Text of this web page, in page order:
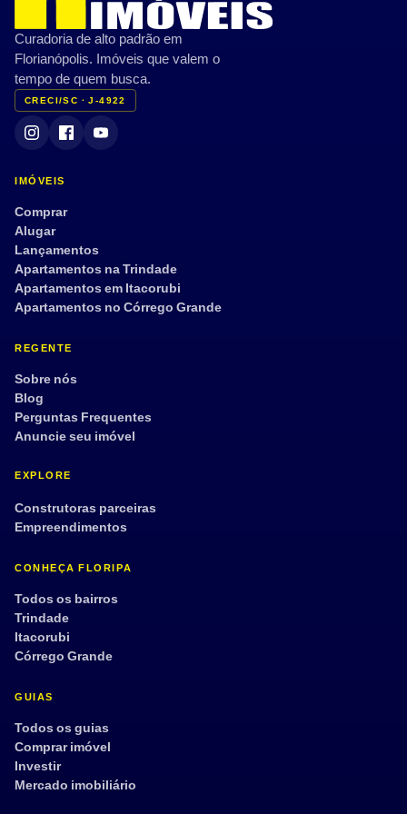
CARACTERÍSTICAS PRIVATIVAS
Varanda/Sacada
Jardim
Vista mar
Semi mobiliado
Dep. de empregada
Tour 360°
Aplicar filtros
Curadoria de alto padrão em
Florianópolis. Imóveis que valem o
tempo de quem busca.
CRECI/SC · J-4922
IMÓVEIS
Comprar
Alugar
Lançamentos
Apartamentos na Trindade
Apartamentos em Itacorubi
Apartamentos no Córrego Grande
REGENTE
Sobre nós
Blog
Perguntas Frequentes
Anuncie seu imóvel
EXPLORE
Construtoras parceiras
Empreendimentos
CONHEÇA FLORIPA
Todos os bairros
Trindade
Itacorubi
Córrego Grande
GUIAS
Todos os guias
Comprar imóvel
Investir
Mercado imobiliário